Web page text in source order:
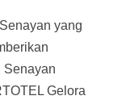
yang
Senayan
Gelora